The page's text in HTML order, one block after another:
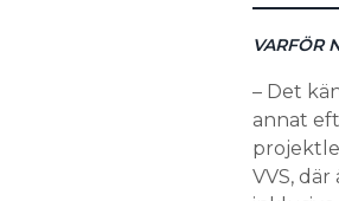
VARFÖR
– Det
annat
VVS,